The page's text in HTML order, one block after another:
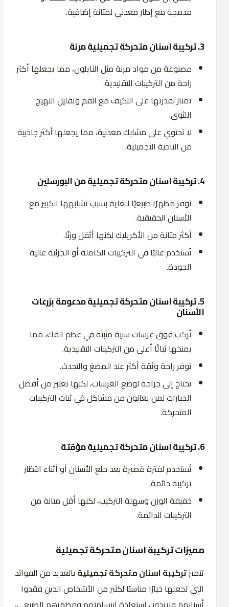
مدمجة مع إطار معدني لمتانة إضافية.
3. تركيبة اسنان متحركة تجميلية مرنة
مصنوعة من مواد مرنة مثل النايلون، مما يجعلها أكثر
راحة من التركيبات التقليدية.
تمتاز بقدرتها على التكيف مع الفم وتقليل التهيج
اللثوي.
لا تحتوي على مشابك معدنية، مما يجعلها أكثر جاذبية
من الناحية التجميلية.
4. تركيبة اسنان متحركة تجميلية من البورسلين
توفر مظهرًا طبيعيًا للغاية بسبب تشابهها الكبير مع
الأسنان الحقيقية.
أكثر متانة من الأكريليك لكنها أثقل وزنًا.
تُستخدم غالبًا في التركيبات الكاملة أو الجزئية عالية
الجودة.
5. تركيبة اسنان متحركة تجميلية مدعومة بزرعات
الأسنان
تُركب فوق غرسات سنية مثبتة في عظم الفك، مما
يمنحها ثباتًا أعلى من التركيبات التقليدية.
توفر راحة وثقة أكثر عند المضغ والتحدث.
تحتاج إلى جراحة لوضع الغرسات، لكنها تعتبر من أفضل
الخيارات لمن يعانون من مشاكل في ثبات التركيبات
المتحركة.
6. تركيبة اسنان متحركة تجميلية مؤقتة
تُستخدم لفترة قصيرة بعد خلع الأسنان أو أثناء انتظار
تركيبة دائمة.
خفيفة الوزن وسهلة التركيب، لكنها أقل متانة من
التركيبات الدائمة.
مميزات تركيبة اسنان متحركة تجميلية
تتميزتركيبة اسنان متحركة تجميلية بالعديد من الفوائد
التي تجعلها خيارًا مناسبًا لكثير من الأشخاص الذين فقدوا